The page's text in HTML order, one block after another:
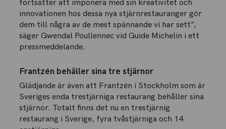
fortsätter att imponera med sin kreativitet och
innovationen hos dessa nya stjärnrestauranger gör
dem till några av de mest spännande vi har sett”,
säger Gwendal Poullennec vid Guide Michelin i ett
pressmeddelande.
Frantzén behåller sina tre stjärnor
Glädjande är även att Frantzén i Stockholm som är
Sveriges enda trestjärniga restaurang behåller sina
stjärnor. Totalt finns det nu en trestjärnig
restaurang i Sverige, fyra tvåstjärniga och 14